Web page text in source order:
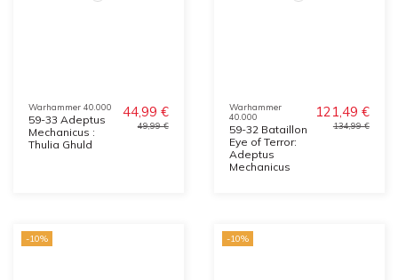
Warhammer 40.000
59-33 Adeptus
Mechanicus :
Thulia Ghuld
44,99 €
49,99 €
Warhammer
40.000
59-32 Bataillon
Eye of Terror:
Adeptus
Mechanicus
121,49 €
134,99 €
-10% -10%